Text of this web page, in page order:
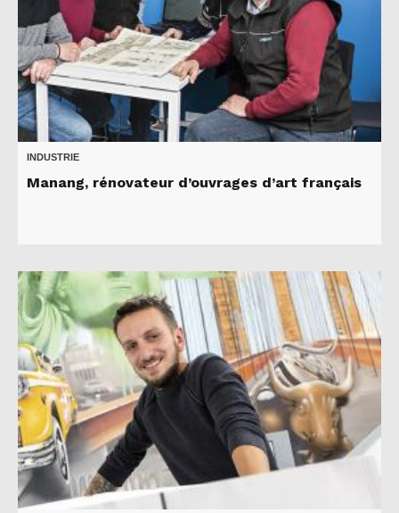
INDUSTRIE
Manang, rénovateur d’ouvrages d’art français